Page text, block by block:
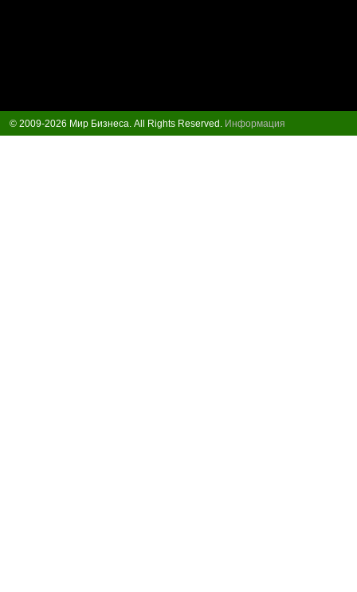
© 2009-2026 Мир Бизнеса. All Rights Reserved. Информация